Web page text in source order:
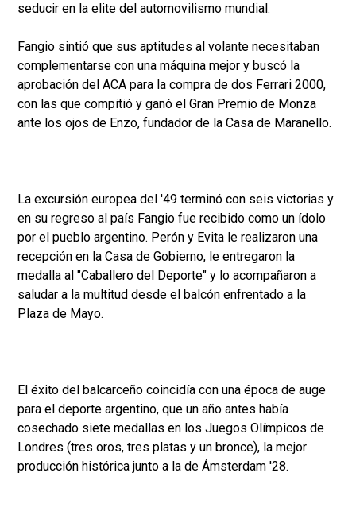
seducir en la elite del automovilismo mundial.
Fangio sintió que sus aptitudes al volante necesitaban
complementarse con una máquina mejor y buscó la
aprobación del ACA para la compra de dos Ferrari 2000,
con las que compitió y ganó el Gran Premio de Monza
ante los ojos de Enzo, fundador de la Casa de Maranello.
La excursión europea del '49 terminó con seis victorias y
en su regreso al país Fangio fue recibido como un ídolo
por el pueblo argentino. Perón y Evita le realizaron una
recepción en la Casa de Gobierno, le entregaron la
medalla al "Caballero del Deporte" y lo acompañaron a
saludar a la multitud desde el balcón enfrentado a la
Plaza de Mayo.
El éxito del balcarceño coincidía con una época de auge
para el deporte argentino, que un año antes había
cosechado siete medallas en los Juegos Olímpicos de
Londres (tres oros, tres platas y un bronce), la mejor
producción histórica junto a la de Ámsterdam '28.